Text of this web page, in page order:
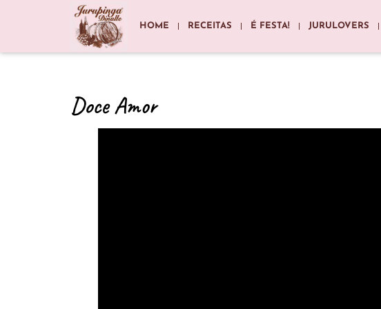
HOME RECEITAS É FESTA! JURULOVERS
Doce Amor